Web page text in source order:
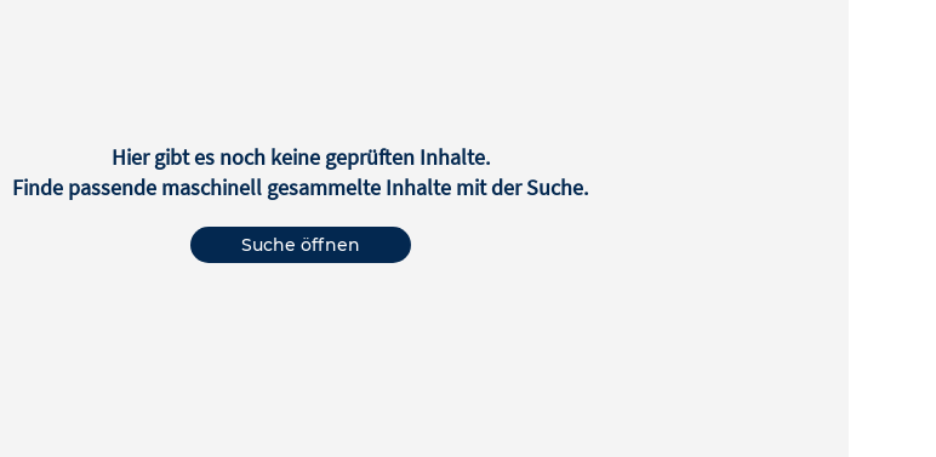
Hier gibt es noch keine geprüften Inhalte.
Finde passende maschinell gesammelte Inhalte mit der Suche.
Suche öffnen